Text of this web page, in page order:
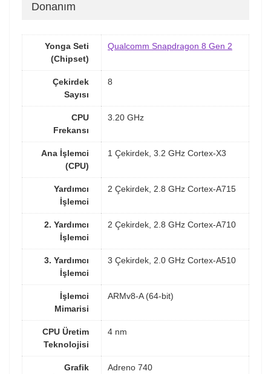
Donanım
Yonga Seti
(Chipset)
Qualcomm Snapdragon 8 Gen 2
Çekirdek
Sayısı
8
CPU
Frekansı
3.20 GHz
Ana İşlemci
(CPU)
1 Çekirdek, 3.2 GHz Cortex-X3
Yardımcı
İşlemci
2 Çekirdek, 2.8 GHz Cortex-A715
2. Yardımcı
İşlemci
2 Çekirdek, 2.8 GHz Cortex-A710
3. Yardımcı
İşlemci
3 Çekirdek, 2.0 GHz Cortex-A510
İşlemci
Mimarisi
ARMv8-A (64-bit)
CPU Üretim
Teknolojisi
4 nm
Grafik
Adreno 740